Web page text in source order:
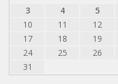
3
4 5
10
11 12
17
18 19
24
25 26
31